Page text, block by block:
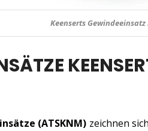
KEENSERTS Serie
(ATSKNM) zeichnen